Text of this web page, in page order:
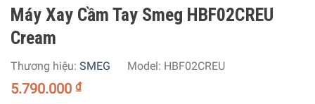
Máy Xay Cầm Tay Smeg HBF02CREU
Cream
Thương hiệu: SMEG Model: HBF02CREU
5.790.000 ₫